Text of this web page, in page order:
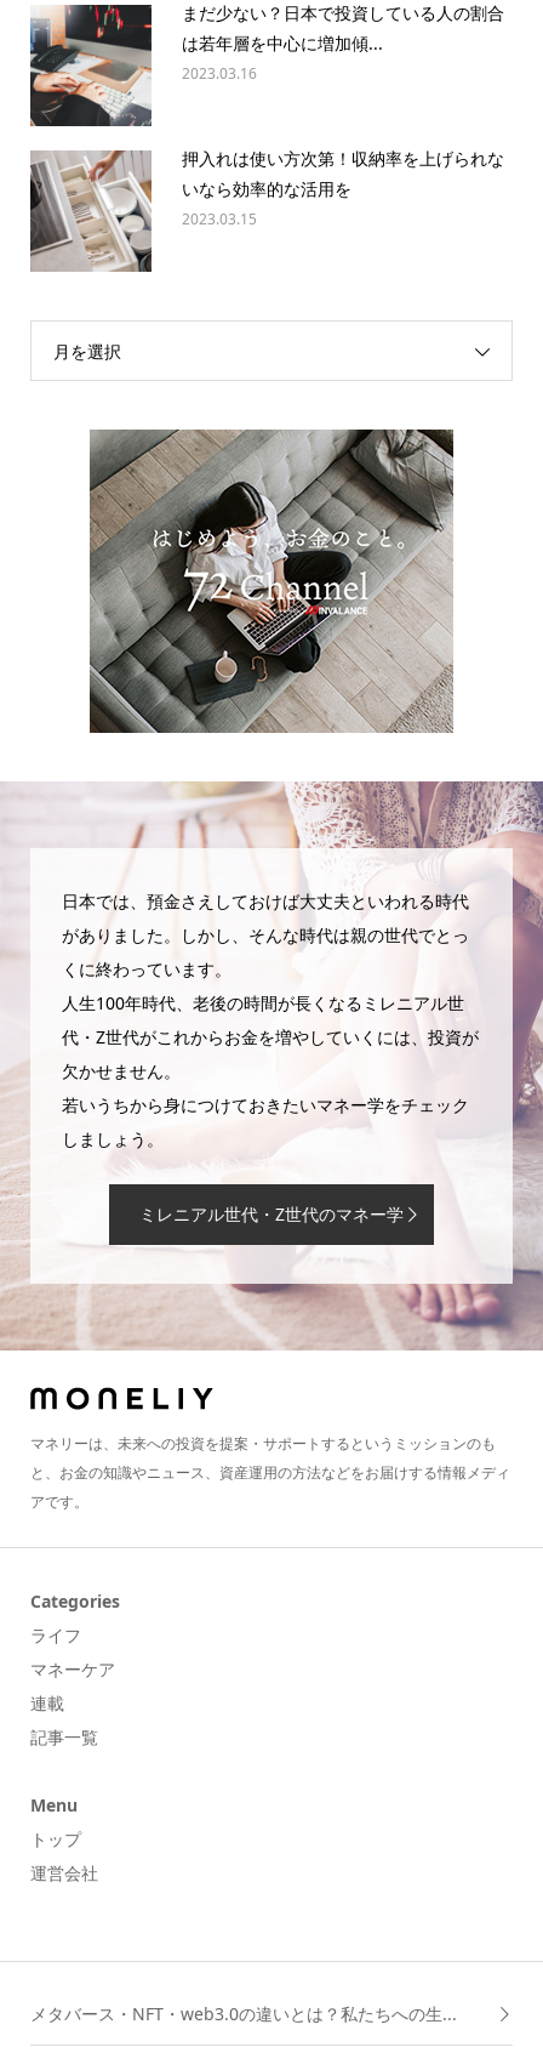
まだ少ない？日本で投資している人の割合
は若年層を中心に増加傾...
2023.03.16
押入れは使い方次第！収納率を上げられな
いなら効率的な活用を
2023.03.15
月を選択
日本では、預金さえしておけば大丈夫といわれる時代
がありました。しかし、そんな時代は親の世代でとっ
くに終わっています。
人生100年時代、老後の時間が長くなるミレニアル世
代・Z世代がこれからお金を増やしていくには、投資が
欠かせません。
若いうちから身につけておきたいマネー学をチェック
しましょう。
ミレニアル世代・Z世代のマネー学
マネリーは、未来への投資を提案・サポートするというミッションのも
と、お金の知識やニュース、資産運用の方法などをお届けする情報メディ
アです。
Categories
ライフ
マネーケア
連載
記事一覧
Menu
トップ
運営会社
メタバース・NFT・web3.0の違いとは？私たちへの生...